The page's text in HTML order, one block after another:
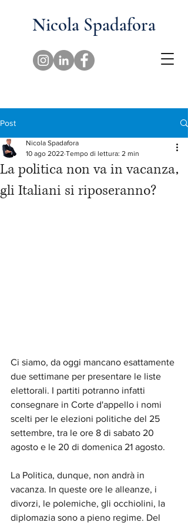
Nicola Spadafora
Post
La politica non va in vacanza,
gli Italiani si riposeranno?
Nicola Spadafora
10 ago 2022 Tempo di lettura: 2 min
Ci siamo, da oggi mancano esattamente
due settimane per presentare le liste
elettorali. I partiti potranno infatti
consegnare in Corte d'appello i nomi
scelti per le elezioni politiche del 25
settembre, tra le ore 8 di sabato 20
agosto e le 20 di domenica 21 agosto.
La Politica, dunque, non andrà in
vacanza. In queste ore le alleanze, i
divorzi, le polemiche, gli occhiolini, la
diplomazia sono a pieno regime. Del